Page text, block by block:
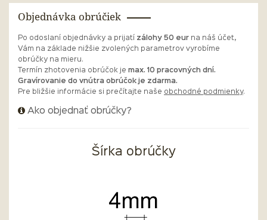
Objednávka obrúčiek
Po odoslaní objednávky a prijatí zálohy 50 eur na náš účet,
Vám na základe nižšie zvolených parametrov vyrobíme
obrúčky na mieru.
Termín zhotovenia obrúčok je max. 10 pracovných dní.
Gravírovanie do vnútra obrúčok je zdarma.
Pre bližšie informácie si prečítajte naše obchodné podmienky.
Ako objednať obrúčky?
Šírka obrúčky